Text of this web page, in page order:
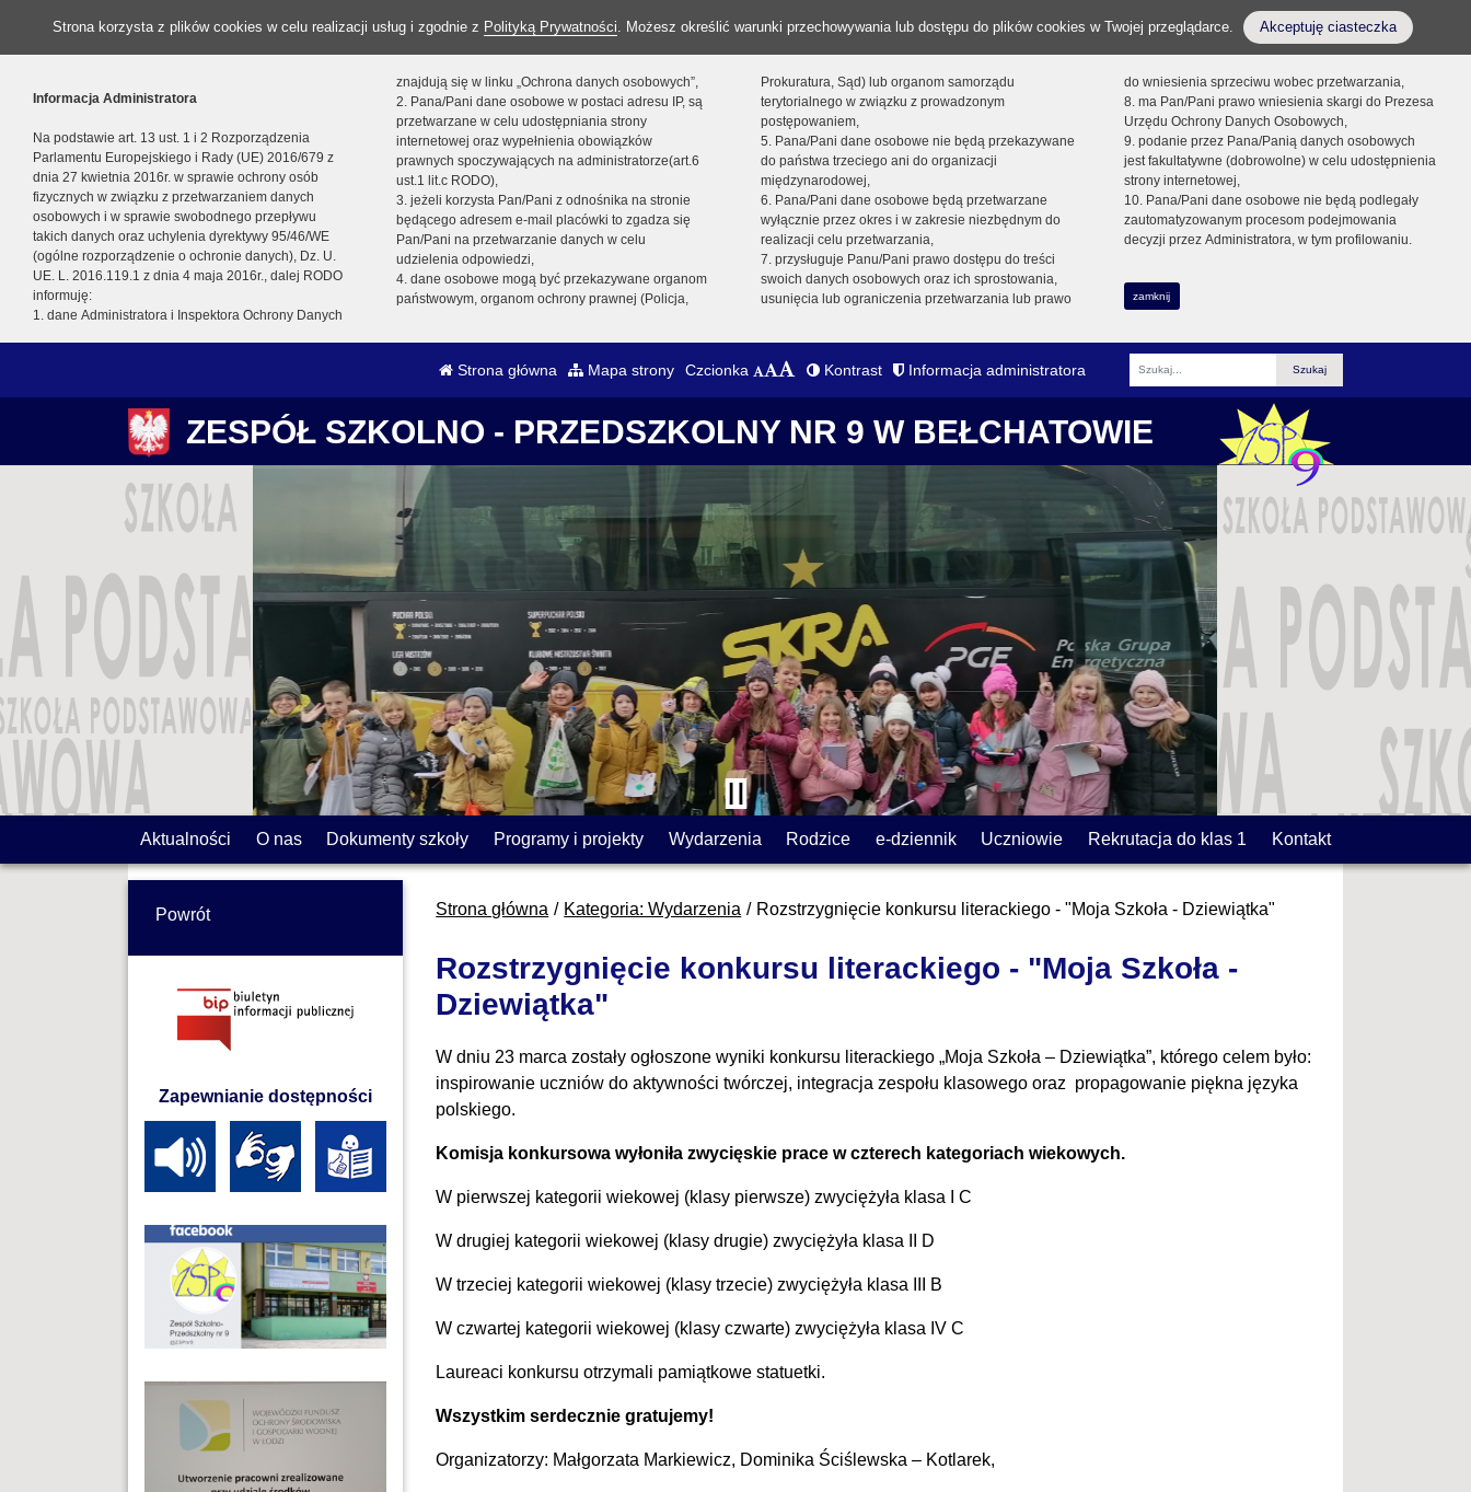
Strona korzysta z plików cookies w celu realizacji usług i zgodnie z Polityką Prywatności. Możesz określić warunki przechowywania lub dostępu do plików cookies w Twojej przeglądarce. Akceptuję ciasteczka
Informacja Administratora
Na podstawie art. 13 ust. 1 i 2 Rozporządzenia
Parlamentu Europejskiego i Rady (UE) 2016/679 z
dnia 27 kwietnia 2016r. w sprawie ochrony osób
fizycznych w związku z przetwarzaniem danych
osobowych i w sprawie swobodnego przepływu
takich danych oraz uchylenia dyrektywy 95/46/WE
(ogólne rozporządzenie o ochronie danych), Dz. U.
UE. L. 2016.119.1 z dnia 4 maja 2016r., dalej RODO
informuję:
1. dane Administratora i Inspektora Ochrony Danych
znajdują się w linku „Ochrona danych osobowych”,
2. Pana/Pani dane osobowe w postaci adresu IP, są
przetwarzane w celu udostępniania strony
internetowej oraz wypełnienia obowiązków
prawnych spoczywających na administratorze(art.6
ust.1 lit.c RODO),
3. jeżeli korzysta Pan/Pani z odnośnika na stronie
będącego adresem e-mail placówki to zgadza się
Pan/Pani na przetwarzanie danych w celu
udzielenia odpowiedzi,
4. dane osobowe mogą być przekazywane organom
państwowym, organom ochrony prawnej (Policja,
Prokuratura, Sąd) lub organom samorządu
terytorialnego w związku z prowadzonym
postępowaniem,
5. Pana/Pani dane osobowe nie będą przekazywane
do państwa trzeciego ani do organizacji
międzynarodowej,
6. Pana/Pani dane osobowe będą przetwarzane
wyłącznie przez okres i w zakresie niezbędnym do
realizacji celu przetwarzania,
7. przysługuje Panu/Pani prawo dostępu do treści
swoich danych osobowych oraz ich sprostowania,
usunięcia lub ograniczenia przetwarzania lub prawo
do wniesienia sprzeciwu wobec przetwarzania,
8. ma Pan/Pani prawo wniesienia skargi do Prezesa
Urzędu Ochrony Danych Osobowych,
9. podanie przez Pana/Panią danych osobowych
jest fakultatywne (dobrowolne) w celu udostępnienia
strony internetowej,
10. Pana/Pani dane osobowe nie będą podlegały
zautomatyzowanym procesom podejmowania
decyzji przez Administratora, w tym profilowaniu.
zamknij
Strona główna Mapa strony Czcionka Kontrast Informacja administratora
Fraza
ZESPÓŁ SZKOLNO - PRZEDSZKOLNY NR 9 W BEŁCHATOWIE
Aktualności O nas Dokumenty szkoły Programy i projekty Wydarzenia Rodzice e-dziennik Uczniowie Rekrutacja do klas 1 Kontakt
Strona główna Kategoria: Wydarzenia Rozstrzygnięcie konkursu literackiego - "Moja Szkoła - Dziewiątka"
Rozstrzygnięcie konkursu literackiego - "Moja Szkoła -
Dziewiątka"
W dniu 23 marca zostały ogłoszone wyniki konkursu literackiego „Moja Szkoła – Dziewiątka”, którego celem było:
inspirowanie uczniów do aktywności twórczej, integracja zespołu klasowego oraz propagowanie piękna języka
polskiego.
Komisja konkursowa wyłoniła zwycięskie prace w czterech kategoriach wiekowych.
W pierwszej kategorii wiekowej (klasy pierwsze) zwyciężyła klasa I C
W drugiej kategorii wiekowej (klasy drugie) zwyciężyła klasa II D
W trzeciej kategorii wiekowej (klasy trzecie) zwyciężyła klasa III B
W czwartej kategorii wiekowej (klasy czwarte) zwyciężyła klasa IV C
Laureaci konkursu otrzymali pamiątkowe statuetki.
Wszystkim serdecznie gratujemy!
Organizatorzy: Małgorzata Markiewicz, Dominika Ściślewska – Kotlarek,
Powrót
Zapewnianie dostępności